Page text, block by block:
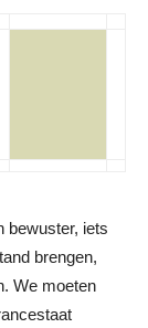
bewuster, iets
brengen,
We moeten